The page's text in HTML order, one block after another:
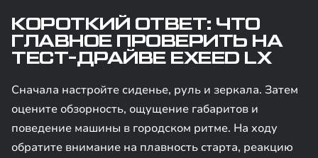
КОРОТКИЙ ОТВЕТ: ЧТО
ГЛАВНОЕ ПРОВЕРИТЬ НА
ТЕСТ-ДРАЙВЕ EXEED LX
Сначала настройте сиденье, руль и зеркала. Затем
оцените обзорность, ощущение габаритов и
поведение машины в городском ритме. На ходу
обратите внимание на плавность старта, реакцию